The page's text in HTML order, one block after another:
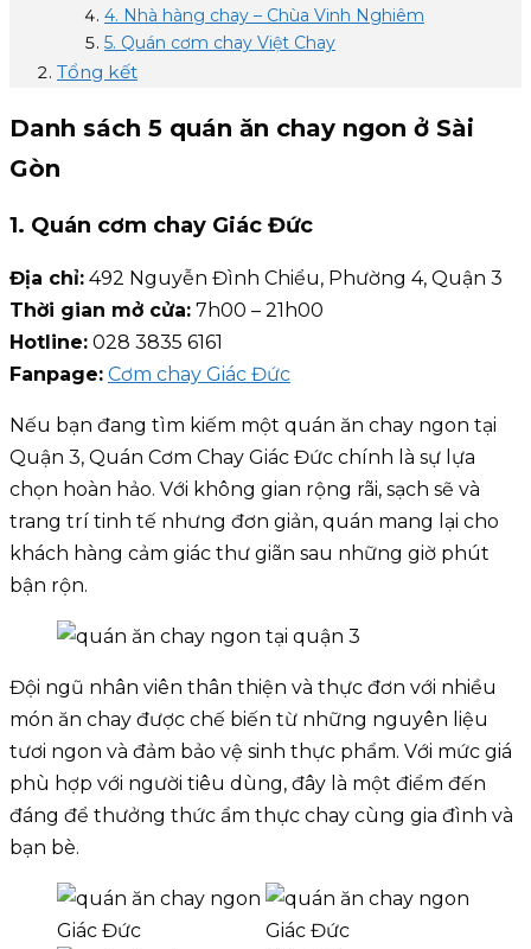
4. Nhà hàng chay – Chùa Vinh Nghiêm
5. Quán cơm chay Việt Chay
Tổng kết
Danh sách 5 quán ăn chay ngon ở Sài
Gòn
1. Quán cơm chay Giác Đức
Địa chỉ: 492 Nguyễn Đình Chiểu, Phường 4, Quận 3
Thời gian mở cửa: 7h00 – 21h00
Hotline: 028 3835 6161
Fanpage: Cơm chay Giác Đức
Nếu bạn đang tìm kiếm một quán ăn chay ngon tại
Quận 3, Quán Cơm Chay Giác Đức chính là sự lựa
chọn hoàn hảo. Với không gian rộng rãi, sạch sẽ và
trang trí tinh tế nhưng đơn giản, quán mang lại cho
khách hàng cảm giác thư giãn sau những giờ phút
bận rộn.
Đội ngũ nhân viên thân thiện và thực đơn với nhiều
món ăn chay được chế biến từ những nguyên liệu
tươi ngon và đảm bảo vệ sinh thực phẩm. Với mức giá
phù hợp với người tiêu dùng, đây là một điểm đến
đáng để thưởng thức ẩm thực chay cùng gia đình và
bạn bè.